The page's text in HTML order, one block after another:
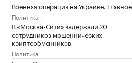
Военная операция на Украине. Главное
Политика
В «Москва-Сити» задержали 20
сотрудников мошеннических
криптообменников
Политика